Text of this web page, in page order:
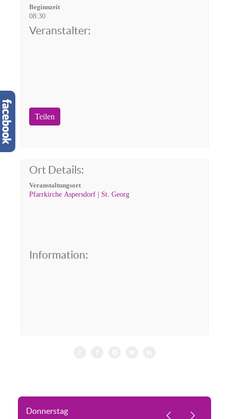
Beginnzeit
08:30
Veranstalter:
Teilen
Ort Details:
Veranstaltungsort
Pfarrkirche Aspersdorf | St. Georg
Information:
Donnerstag